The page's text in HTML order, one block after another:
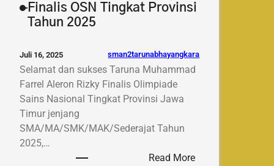
Finalis OSN Tingkat Provinsi
Tahun 2025
Juli 16, 2025 sman2tarunabhayangkara
Selamat dan sukses Taruna Muhammad
Farrel Aleron Rizky Finalis Olimpiade
Sains Nasional Tingkat Provinsi Jawa
Timur jenjang
SMA/MA/SMK/MAK/Sederajat Tahun
2025,…
Read More: